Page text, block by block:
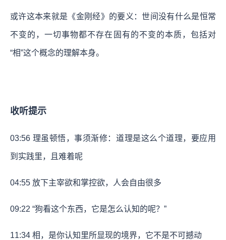
或许这本来就是《金刚经》的要义：世间没有什么是恒常
不变的，一切事物都不存在固有的不变的本质，包括对
“相”这个概念的理解本身。
收听提示
03:56 理虽顿悟，事须渐修：道理是这么个道理，要应用
到实践里，且难着呢
04:55 放下主宰欲和掌控欲，人会自由很多
09:22 “狗看这个东西，它是怎么认知的呢？”
11:34 相，是你认知里所显现的境界，它不是不可撼动